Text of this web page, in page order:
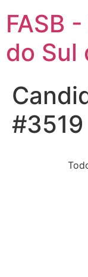
FASB
do Sul
#3519